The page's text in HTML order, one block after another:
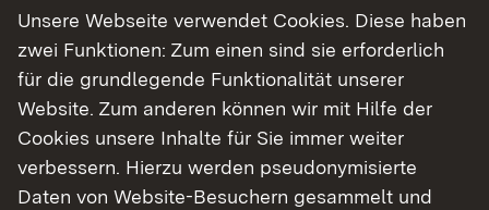
Studiengangsuche schnell den passenden
Studienplatz. Außerdem gibt's eine Schritt-für-
Schritt-Anleitung zu deinem Traum-Studium.
Finde dein Studium in Baden-Württemberg
Unsere Webseite verwendet Cookies. Diese haben
zwei Funktionen: Zum einen sind sie erforderlich
für die grundlegende Funktionalität unserer
Website. Zum anderen können wir mit Hilfe der
Cookies unsere Inhalte für Sie immer weiter
verbessern. Hierzu werden pseudonymisierte
Daten von Website-Besuchern gesammelt und